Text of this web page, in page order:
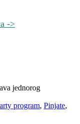
->
jednorog
program, Pinjate,